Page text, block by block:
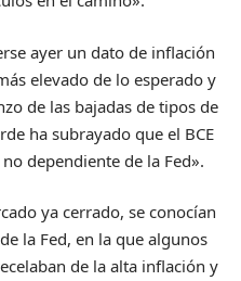
ayer un dato de inflación
elevado de lo esperado y
de las bajadas de tipos de
ha subrayado que el BCE
dependiente de la Fed».
ya cerrado, se conocían
la Fed, en la que algunos
de la alta inflación y